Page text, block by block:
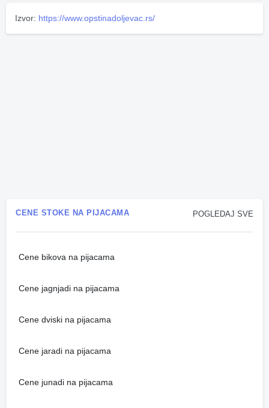
Izvor: https://www.opstinadoljevac.rs/
POGLEDAJ SVE
CENE STOKE NA PIJACAMA
Cene bikova na pijacama
Cene jagnjadi na pijacama
Cene dviski na pijacama
Cene jaradi na pijacama
Cene junadi na pijacama